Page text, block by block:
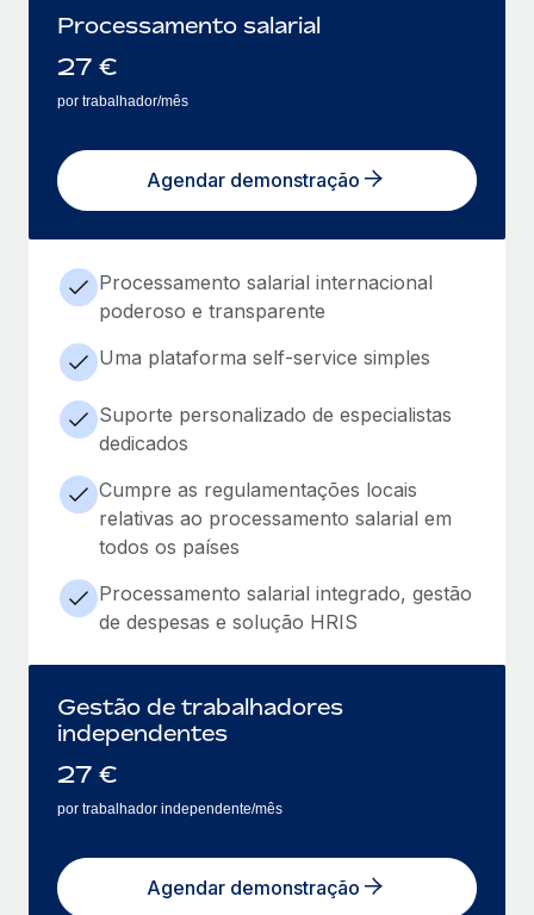
Processamento salarial
27 €
por trabalhador/mês
Agendar demonstração
Processamento salarial internacional
poderoso e transparente
Uma plataforma self-service simples
Suporte personalizado de especialistas
dedicados
Cumpre as regulamentações locais
relativas ao processamento salarial em
todos os países
Processamento salarial integrado, gestão
de despesas e solução HRIS
Gestão de trabalhadores
independentes
27 €
por trabalhador independente/mês
Agendar demonstração